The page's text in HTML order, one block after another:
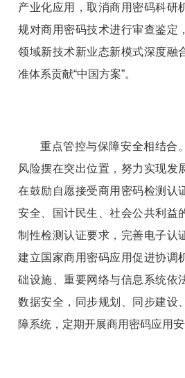
产业化应用，取消商用密码科研
规对商用密码技术进行审查鉴定
领域新技术新业态新模式深度融
准体系贡献“中国方案”。
重点管控与保障安全相结合
风险摆在突出位置，努力实现发
在鼓励自愿接受商用密码检测认
安全、国计民生、社会公共利益
制性检测认证要求，完善电子认
建立国家商用密码应用促进协调
础设施、重要网络与信息系统依
数据安全，同步规划、同步建设
障系统，定期开展商用密码应用安